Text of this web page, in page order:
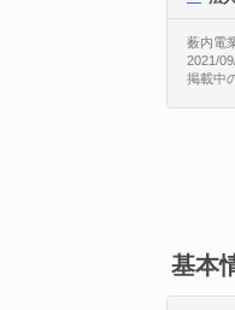
薮内電
2021/
掲載中
基本